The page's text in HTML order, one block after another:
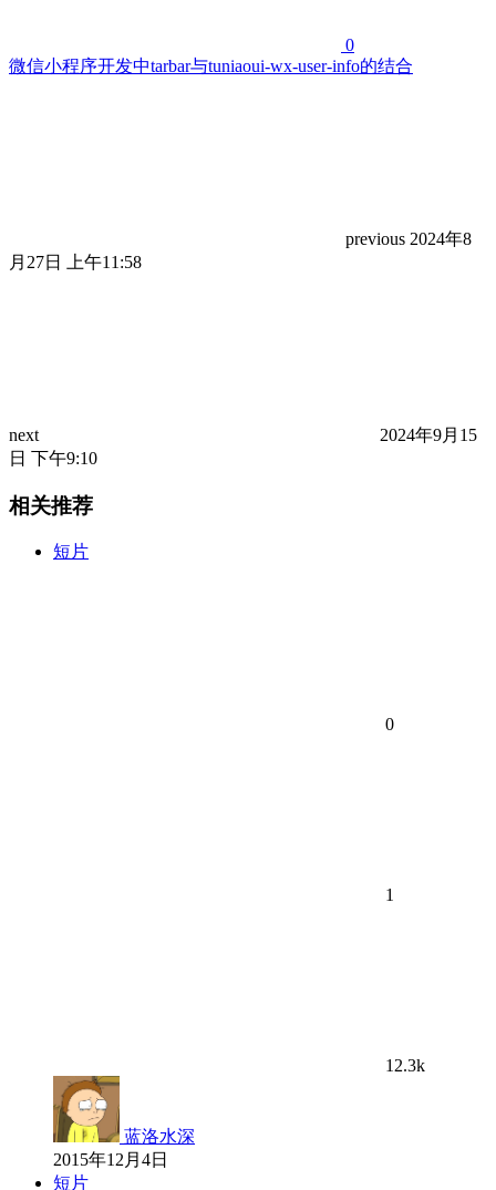
0
微信小程序开发中tarbar与tuniaoui-wx-user-info的结合
previous 2024年8
月27日 上午11:58
next
2024年9月15
日 下午9:10
相关推荐
短片
0
1
12.3k
蓝洛水深
2015年12月4日
短片